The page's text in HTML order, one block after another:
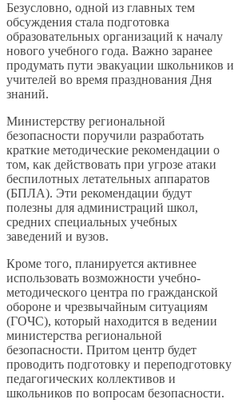
Безусловно, одной из главных тем
обсуждения стала подготовка
образовательных организаций к началу
нового учебного года. Важно заранее
продумать пути эвакуации школьников и
учителей во время празднования Дня
знаний.
Министерству региональной
безопасности поручили разработать
краткие методические рекомендации о
том, как действовать при угрозе атаки
беспилотных летательных аппаратов
(БПЛА). Эти рекомендации будут
полезны для администраций школ,
средних специальных учебных
заведений и вузов.
Кроме того, планируется активнее
использовать возможности учебно-
методического центра по гражданской
обороне и чрезвычайным ситуациям
(ГОЧС), который находится в ведении
министерства региональной
безопасности. Притом центр будет
проводить подготовку и переподготовку
педагогических коллективов и
школьников по вопросам безопасности.